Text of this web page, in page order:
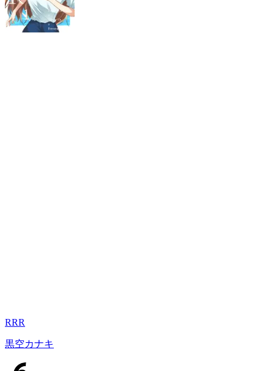
RRR
黒空カナキ